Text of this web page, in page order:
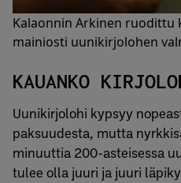
Kalaonnin Arkinen ruodittu
mainiosti uunikirjolohen
KAUANKO
Uunikirjolohi kypsyy
paksuudesta, mutta
minuuttia 200-asteisessa
tulee olla juuri ja juuri